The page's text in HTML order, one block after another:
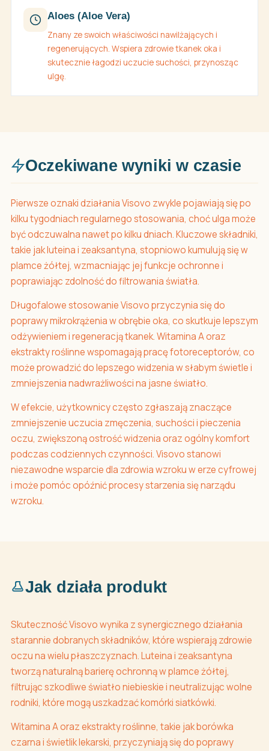
Aloes (Aloe Vera)
Znany ze swoich właściwości nawilżających i
regenerujących. Wspiera zdrowie tkanek oka i
skutecznie łagodzi uczucie suchości, przynosząc
ulgę.
Oczekiwane wyniki w czasie
Pierwsze oznaki działania Visovo zwykle pojawiają się po
kilku tygodniach regularnego stosowania, choć ulga może
być odczuwalna nawet po kilku dniach. Kluczowe składniki,
takie jak luteina i zeaksantyna, stopniowo kumulują się w
plamce żółtej, wzmacniając jej funkcje ochronne i
poprawiając zdolność do filtrowania światła.
Długofalowe stosowanie Visovo przyczynia się do
poprawy mikrokrążenia w obrębie oka, co skutkuje lepszym
odżywieniem i regeneracją tkanek. Witamina A oraz
ekstrakty roślinne wspomagają pracę fotoreceptorów, co
może prowadzić do lepszego widzenia w słabym świetle i
zmniejszenia nadwrażliwości na jasne światło.
W efekcie, użytkownicy często zgłaszają znaczące
zmniejszenie uczucia zmęczenia, suchości i pieczenia
oczu, zwiększoną ostrość widzenia oraz ogólny komfort
podczas codziennych czynności. Visovo stanowi
niezawodne wsparcie dla zdrowia wzroku w erze cyfrowej
i może pomóc opóźnić procesy starzenia się narządu
wzroku.
Jak działa produkt
Skuteczność Visovo wynika z synergicznego działania
starannie dobranych składników, które wspierają zdrowie
oczu na wielu płaszczyznach. Luteina i zeaksantyna
tworzą naturalną barierę ochronną w plamce żółtej,
filtrując szkodliwe światło niebieskie i neutralizując wolne
rodniki, które mogą uszkadzać komórki siatkówki.
Witamina A oraz ekstrakty roślinne, takie jak borówka
czarna i świetlik lekarski, przyczyniają się do poprawy